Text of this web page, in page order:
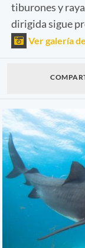
tiburones y
dirigida sigue
Ver galería